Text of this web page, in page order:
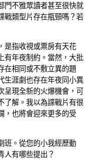
門不雅眾讀者甚至很快就
戰類型片存在瓶頸嗎？若
是指收視或票房有天花
有年夜制約。當然，大批
在相同或不敷立異的題
生涯劇也存在年夜同小異
呈現全新的火爆機會，可
了解。我以為諜戰片有很
，也將會迎來更多的受
班。從您的小我經歷動
人有哪些提出？